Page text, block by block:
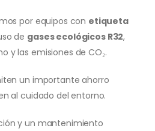
por equipos con etiqueta
de gases ecológicos R32,
y las emisiones de CO₂.
un importante ahorro
al cuidado del entorno.
y un mantenimiento